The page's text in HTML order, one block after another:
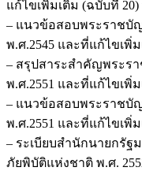
แก้ไขเพิ่มเติม (ฉบับที่ 20)
– แนวข้อสอบพระราชบั
พ.ศ.2545 และที่แก้ไขเพิ่
– สรุปสาระสำคัญพระร
พ.ศ.2551 และที่แก้ไขเพิ่
– แนวข้อสอบพระราชบั
พ.ศ.2551 และที่แก้ไขเพิ่
– ระเบียบสำนักนายกรัฐ
ภัยพิบัติแห่งชาติ พ.ศ.